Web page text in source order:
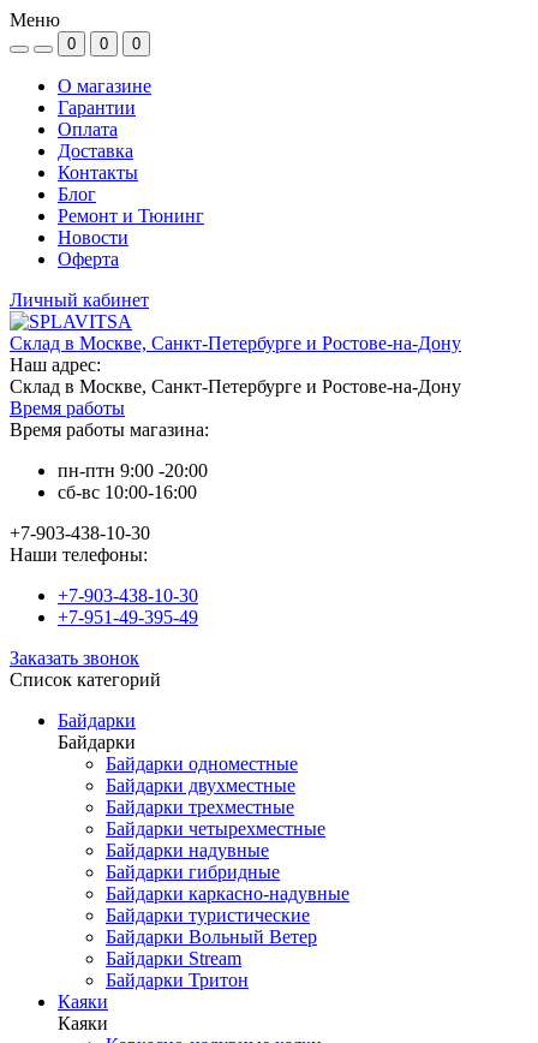
Меню
0 0 0
О магазине
Гарантии
Оплата
Доставка
Контакты
Блог
Ремонт и Тюнинг
Новости
Оферта
Личный кабинет
Склад в Москве, Санкт-Петербурге и Ростове-на-Дону
Наш адрес:
Склад в Москве, Санкт-Петербурге и Ростове-на-Дону
Время работы
Время работы магазина:
пн-птн 9:00 -20:00
сб-вс 10:00-16:00
+7-903-438-10-30
Наши телефоны:
+7-903-438-10-30
+7-951-49-395-49
Заказать звонок
Список категорий
Байдарки
Байдарки
Байдарки одноместные
Байдарки двухместные
Байдарки трехместные
Байдарки четырехместные
Байдарки надувные
Байдарки гибридные
Байдарки каркасно-надувные
Байдарки туристические
Байдарки Вольный Ветер
Байдарки Stream
Байдарки Тритон
Каяки
Каяки